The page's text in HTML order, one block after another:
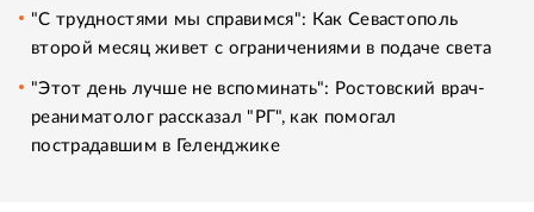
"С трудностями мы справимся": Как Севастополь
второй месяц живет с ограничениями в подаче света
"Этот день лучше не вспоминать": Ростовский врач-
реаниматолог рассказал "РГ", как помогал
пострадавшим в Геленджике